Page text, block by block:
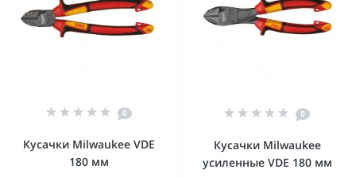
0
Кусачки Milwaukee VDE
180 мм
0
Кусачки Milwaukee
усиленные VDE 180 мм